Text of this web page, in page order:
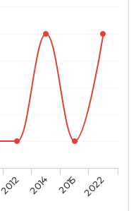
2012 2014 2015 2022